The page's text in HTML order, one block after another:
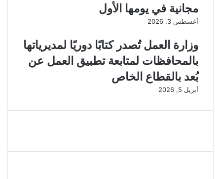
مجانية في يومها الأول
أغسطس 3, 2026
وزارة العمل تُصدر كتابًا دوريًا لمديرياتها
بالمحافظات لمتابعة تطبيق العمل عن
بُعد بالقطاع الخاص
أبريل 5, 2026